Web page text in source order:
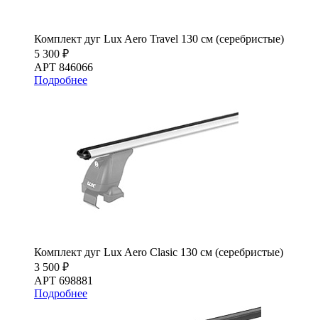
Комплект дуг Lux Aero Travel 130 см (серебристые)
5 300 ₽
АРТ 846066
Подробнее
Комплект дуг Lux Aero Clasic 130 см (серебристые)
3 500 ₽
АРТ 698881
Подробнее